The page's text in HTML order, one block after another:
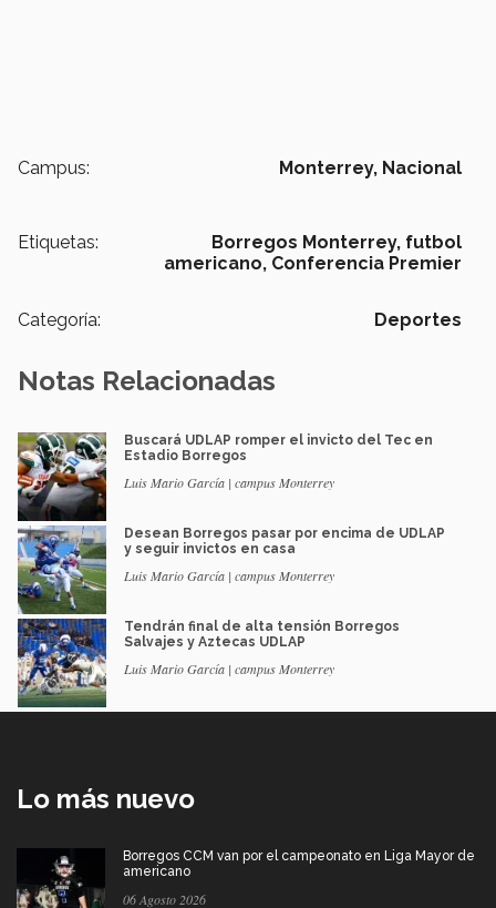
Campus: Monterrey, Nacional
Etiquetas: Borregos Monterrey, futbol
americano, Conferencia Premier
Categoría: Deportes
Notas Relacionadas
Buscará UDLAP romper el invicto del Tec en
Estadio Borregos
Luis Mario García | campus Monterrey
Desean Borregos pasar por encima de UDLAP
y seguir invictos en casa
Luis Mario García | campus Monterrey
Tendrán final de alta tensión Borregos
Salvajes y Aztecas UDLAP
Luis Mario García | campus Monterrey
Lo más nuevo
Borregos CCM van por el campeonato en Liga Mayor de
americano
06 Agosto 2026